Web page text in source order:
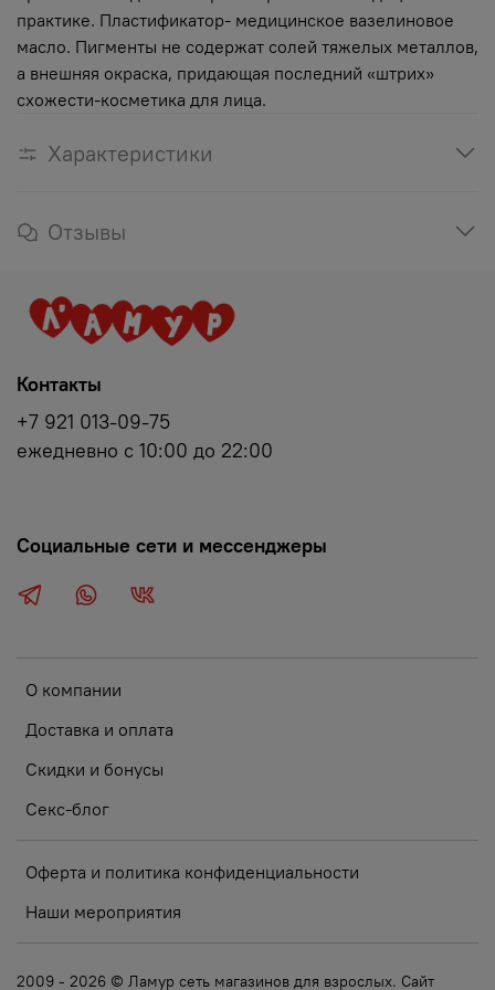
практике. Пластификатор- медицинское вазелиновое
масло. Пигменты не содержат солей тяжелых металлов,
а внешняя окраска, придающая последний «штрих»
схожести-косметика для лица.
Характеристики
Отзывы
О компании
Доставка и оплата
Скидки и бонусы
Секс-блог
Оферта и политика конфиденциальности
Наши мероприятия
Контакты
+7 921 013-09-75
ежедневно с 10:00 до 22:00
Социальные сети и мессенджеры
2009 - 2026 © Ламур сеть магазинов для взрослых. Сайт